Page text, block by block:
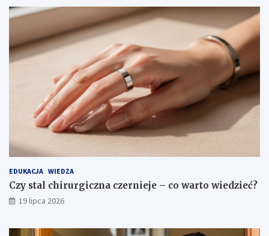
EDUKACJA WIEDZA
Czy stal chirurgiczna czernieje – co warto wiedzieć?
19 lipca 2026